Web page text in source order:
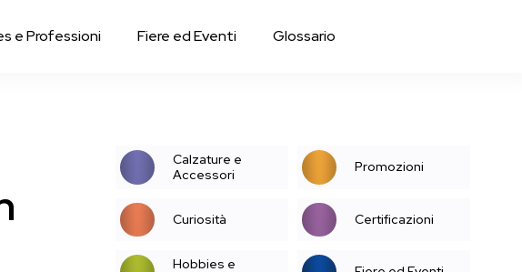
e Professioni Fiere ed Eventi Glossario
Calzature e
Accessori
Promozioni
Curiosità Certificazioni
Hobbies e